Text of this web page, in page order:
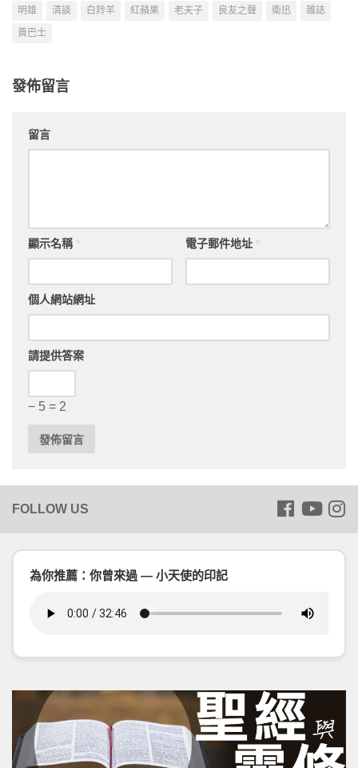
明雄
清談 白羚羊 紅蘋果 老夫子 良友之聲 衛迅
雜誌
黃巴士
發佈留言
留言
顯示名稱 電子郵件地址
個人網站網址
請提供答案
− 5 = 2
為你推薦：你曾來過 — 小天使的印記